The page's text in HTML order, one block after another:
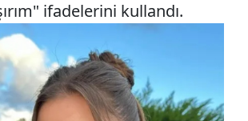
ifadelerini kullandı.